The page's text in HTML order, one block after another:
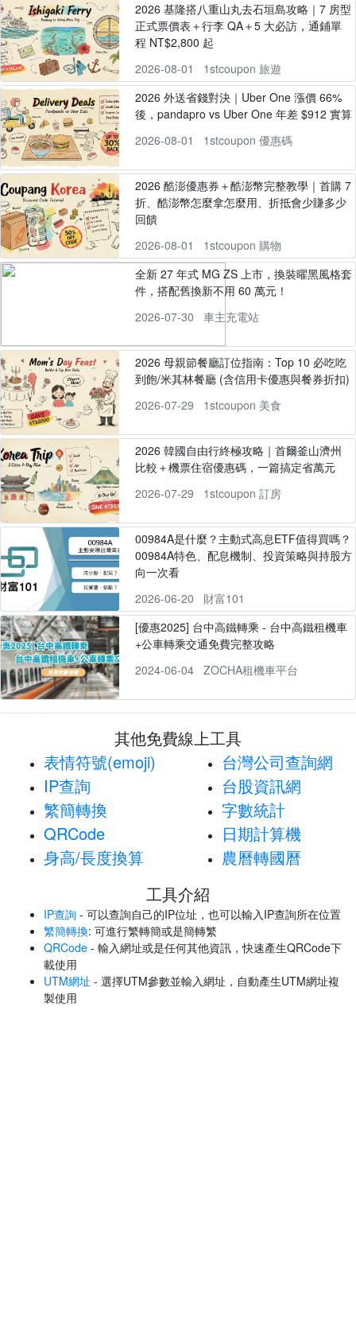
2026 基隆搭八重山丸去石垣島攻略｜7 房型
正式票價表＋行李 QA＋5 大必訪，通鋪單
程 NT$2,800 起
2026-08-01
1stcoupon 旅遊
2026 外送省錢對決｜Uber One 漲價 66%
後，pandapro vs Uber One 年差 $912 實算
2026-08-01
1stcoupon 優惠碼
2026 酷澎優惠券＋酷澎幣完整教學｜首購 7
折、酷澎幣怎麼拿怎麼用、折抵會少賺多少
回饋
2026-08-01
1stcoupon 購物
全新 27 年式 MG ZS 上市，換裝曜黑風格套
件，搭配舊換新不用 60 萬元！
2026-07-30
車主充電站
2026 母親節餐廳訂位指南：Top 10 必吃吃
到飽/米其林餐廳 (含信用卡優惠與餐券折扣)
2026-07-29
1stcoupon 美食
2026 韓國自由行終極攻略｜首爾釜山濟州
比較＋機票住宿優惠碼，一篇搞定省萬元
2026-07-29
1stcoupon 訂房
00984A是什麼？主動式高息ETF值得買嗎？
00984A特色、配息機制、投資策略與持股方
向一次看
2026-06-20
財富101
[優惠2025] 台中高鐵轉乘 - 台中高鐵租機車
+公車轉乘交通免費完整攻略
2024-06-04
ZOCHA租機車平台
其他免費線上工具
表情符號(emoji)
IP查詢
繁簡轉換
QRCode
身高/長度換算
台灣公司查詢網
台股資訊網
字數統計
日期計算機
農曆轉國曆
工具介紹
IP查詢 - 可以查詢自己的IP位址，也可以輸入IP查詢所在位置
繁簡轉換: 可進行繁轉簡或是簡轉繁
QRCode - 輸入網址或是任何其他資訊，快速產生QRCode下
載使用
UTM網址 - 選擇UTM參數並輸入網址，自動產生UTM網址複
製使用